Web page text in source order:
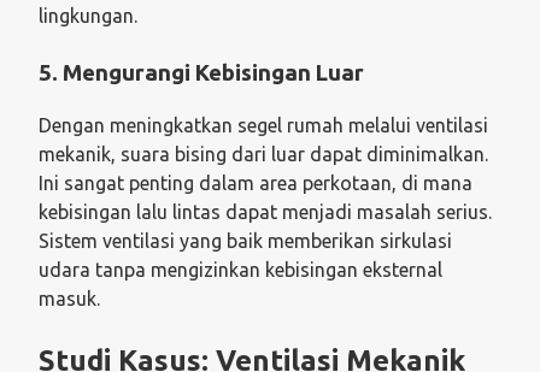
lingkungan.
5. Mengurangi Kebisingan Luar
Dengan meningkatkan segel rumah melalui ventilasi
mekanik, suara bising dari luar dapat diminimalkan.
Ini sangat penting dalam area perkotaan, di mana
kebisingan lalu lintas dapat menjadi masalah serius.
Sistem ventilasi yang baik memberikan sirkulasi
udara tanpa mengizinkan kebisingan eksternal
masuk.
Studi Kasus: Ventilasi Mekanik